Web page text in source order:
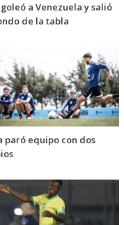
a Venezuela y salió
de la tabla
paró equipo con dos